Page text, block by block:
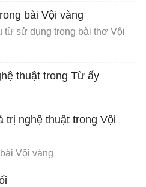
bài Vội vàng
từ sử dụng trong bài thơ Vội
thuật trong Từ ấy
trị nghệ thuật trong Vội
Vội vàng